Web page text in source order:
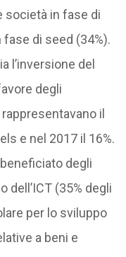
società in fase di
di seed (34%).
l’inversione del
degli
il
e nel 2017 il 16%.
degli
(35% degli
per lo sviluppo
a beni e